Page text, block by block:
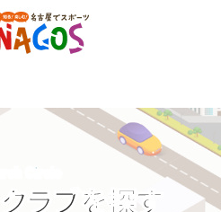
ラブを探す
Circle